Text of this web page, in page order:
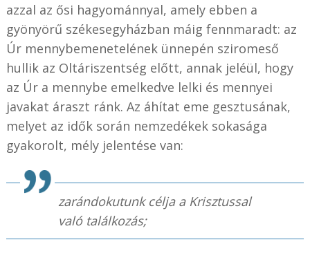
azzal az ősi hagyománnyal, amely ebben a
gyönyörű székesegyházban máig fennmaradt: az
Úr mennybemenetelének ünnepén sziromeső
hullik az Oltáriszentség előtt, annak jeléül, hogy
az Úr a mennybe emelkedve lelki és mennyei
javakat áraszt ránk. Az áhítat eme gesztusának,
melyet az idők során nemzedékek sokasága
gyakorolt, mély jelentése van:
zarándokutunk célja a Krisztussal
való találkozás;